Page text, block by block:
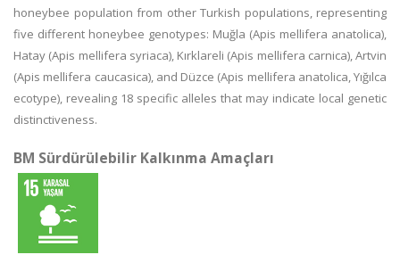
honeybee population from other Turkish populations, representing
five different honeybee genotypes: Muğla (Apis mellifera anatolica),
Hatay (Apis mellifera syriaca), Kırklareli (Apis mellifera carnica), Artvin
(Apis mellifera caucasica), and Düzce (Apis mellifera anatolica, Yığılca
ecotype), revealing 18 specific alleles that may indicate local genetic
distinctiveness.
BM Sürdürülebilir Kalkınma Amaçları